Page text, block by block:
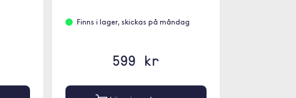
Finns i lager, skickas på måndag
599 kr